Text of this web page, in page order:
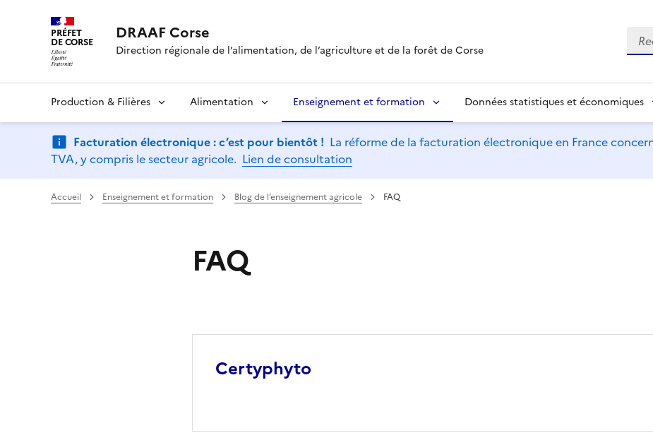
PRÉFET
DE CORSE DRAAF Corse
Direction régionale de l’alimentation, de l’agriculture et de la forêt de Corse
Production & Filières Alimentation Enseignement et formation Données statistiques et économiques
Facturation électronique : c’est pour bientôt ! La réforme de la facturation électronique en France
TVA, y compris le secteur agricole. Lien de consultation
Accueil Enseignement et formation Blog de l’enseignement agricole FAQ
FAQ
Certyphyto